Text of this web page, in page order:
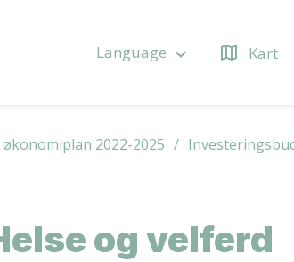
Language keyboard_arrow_down map Kart
2022-2025
og velferd